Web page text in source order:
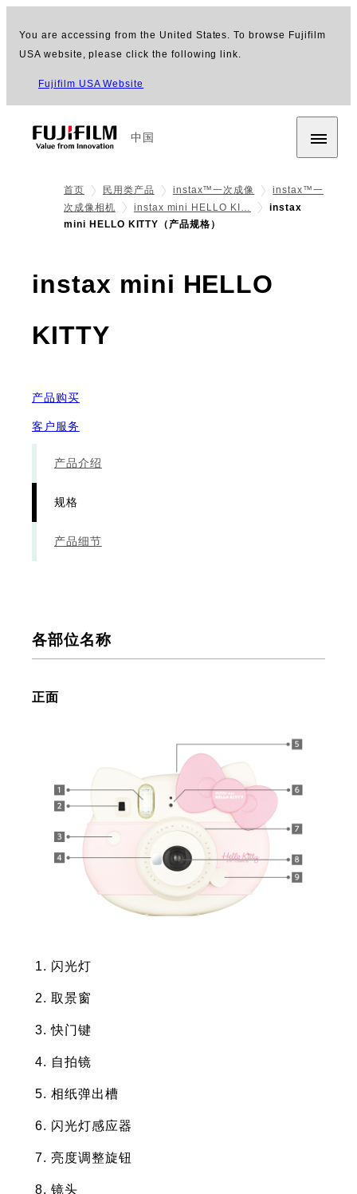
You are accessing from the United States. To browse Fujifilm
USA website, please click the following link.
Fujifilm USA Website
中国
首页 民用类产品 instax™一次成像
instax™一
次成像相机
instax mini HELLO KI…
instax
mini HELLO KITTY（产品规格）
instax mini HELLO
KITTY- 规格
产品购买
客户服务
产品介绍
规格
产品细节
各部位名称
正面
闪光灯
取景窗
快门键
自拍镜
相纸弹出槽
闪光灯感应器
亮度调整旋钮
镜头